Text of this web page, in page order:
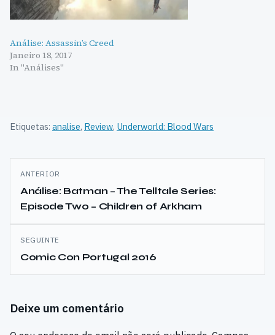
Análise: Assassin’s Creed
Janeiro 18, 2017
In "Análises"
Etiquetas: analise, Review, Underworld: Blood Wars
Navegação
de
artigos
ANTERIOR
Análise: Batman – The Telltale Series:
Episode Two – Children of Arkham
SEGUINTE
Comic Con Portugal 2016
Deixe um comentário